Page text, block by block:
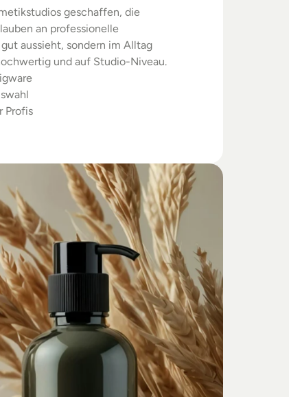
geschaffen, die
an professionelle
aussieht, sondern im Alltag
und auf Studio-Niveau.
Profis